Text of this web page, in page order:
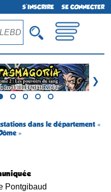
S'INSCRIRE SE CONNECTER
❯
dans le département «
»
Pontgibaud